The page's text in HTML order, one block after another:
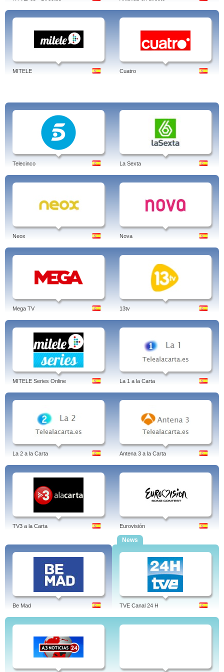
Avenida de América, Breaking bad, Cando sexas mina, Caseiros, Chapa e
pintura, Chuck, Duval e Moretti, Efectos secundarios, Equipo de rescate,
Escoba!, Fíos, Galicia TV América,Fringe, Galicia exprés, Galicia TV Europa,
Gondar, Hamburgo, Hanan. De Marrocos a Galicia, Infiltrados, Jazz, Libro de
familia, Louredo responde, Galicia TV América,TVG - Galicia.
Tags: tvg, tv guia, en directo, tvg2, a carta, tvga, noticias, tvgratis, tvgolo,
programacion, deportes
MITELE Cuatro
Telecinco La Sexta
Neox Nova
Mega TV 13tv
MITELE Series Online La 1 a la Carta
La 2 a la Carta Antena 3 a la Carta
TV3 a la Carta Eurovisión
Be Mad
News
TVE Canal 24 H